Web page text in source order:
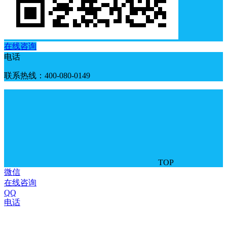
在线咨询
电话
联系热线：400-080-0149
TOP
微信
在线咨询
QQ
电话